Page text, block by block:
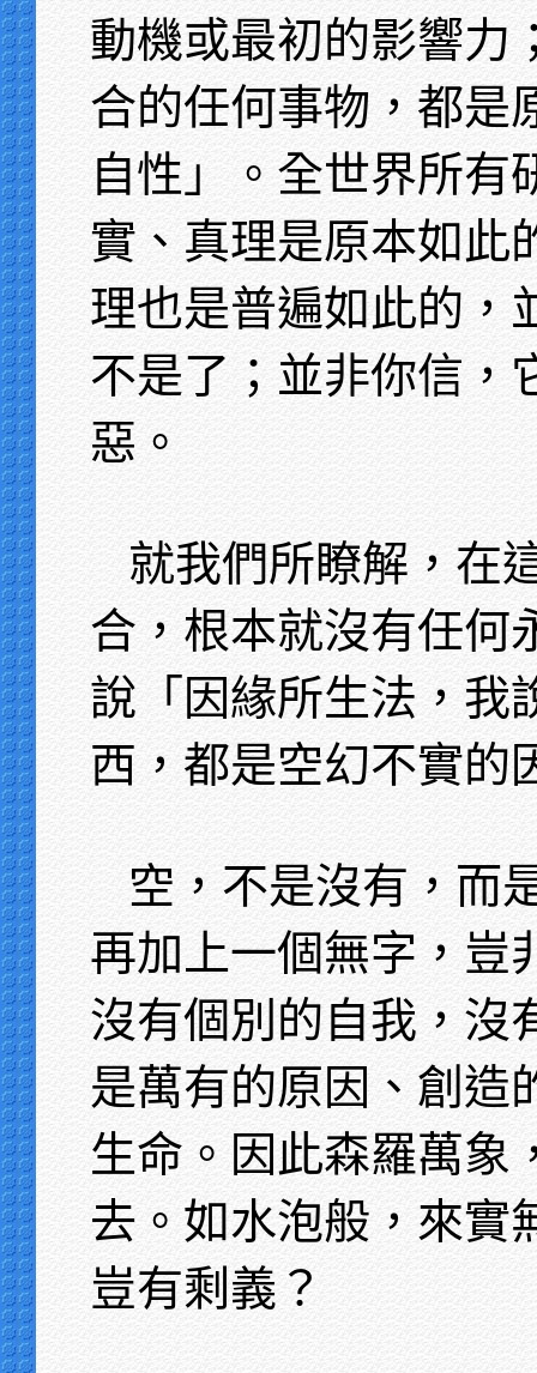
動機或最初的影響力
合的任何事物，都是
自性」。全世界所有
實、真理是原本如此
理也是普遍如此的，
不是了；並非你信，
惡。
就我們所瞭解，在
合，根本就沒有任何
說「因緣所生法，我
西，都是空幻不實的
空，不是沒有，而
再加上一個無字，豈
沒有個別的自我，沒
是萬有的原因、創造
生命。因此森羅萬象
去。如水泡般，來實
豈有剩義？